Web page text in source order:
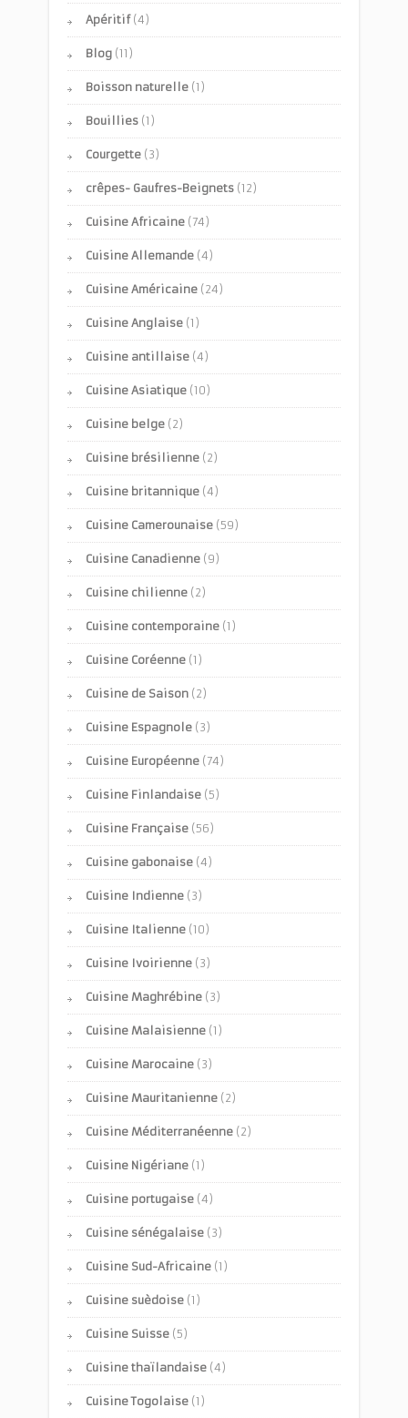
Apéritif(4)
Blog (11)
Boisson naturelle (1)
Bouillies (1)
Courgette (3)
crêpes- Gaufres-Beignets (12)
Cuisine Africaine (74)
Cuisine Allemande (4)
Cuisine Américaine (24)
Cuisine Anglaise (1)
Cuisine antillaise (4)
Cuisine Asiatique (10)
Cuisine belge (2)
Cuisine brésilienne (2)
Cuisine britannique (4)
Cuisine Camerounaise (59)
Cuisine Canadienne (9)
Cuisine chilienne (2)
Cuisine contemporaine (1)
Cuisine Coréenne (1)
Cuisine de Saison (2)
Cuisine Espagnole (3)
Cuisine Européenne (74)
Cuisine Finlandaise (5)
Cuisine Française (56)
Cuisine gabonaise (4)
Cuisine Indienne (3)
Cuisine Italienne (10)
Cuisine Ivoirienne (3)
Cuisine Maghrébine (3)
Cuisine Malaisienne (1)
Cuisine Marocaine (3)
Cuisine Mauritanienne (2)
Cuisine Méditerranéenne (2)
Cuisine Nigériane (1)
Cuisine portugaise (4)
Cuisine sénégalaise (3)
Cuisine Sud-Africaine (1)
Cuisine suèdoise (1)
Cuisine Suisse (5)
Cuisine thaïlandaise (4)
Cuisine Togolaise (1)